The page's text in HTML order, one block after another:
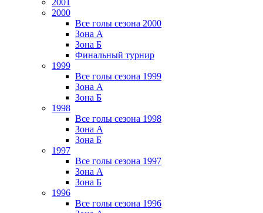
2001
2000
Все голы сезона 2000
Зона А
Зона Б
Финальный турнир
1999
Все голы сезона 1999
Зона А
Зона Б
1998
Все голы сезона 1998
Зона А
Зона Б
1997
Все голы сезона 1997
Зона А
Зона Б
1996
Все голы сезона 1996